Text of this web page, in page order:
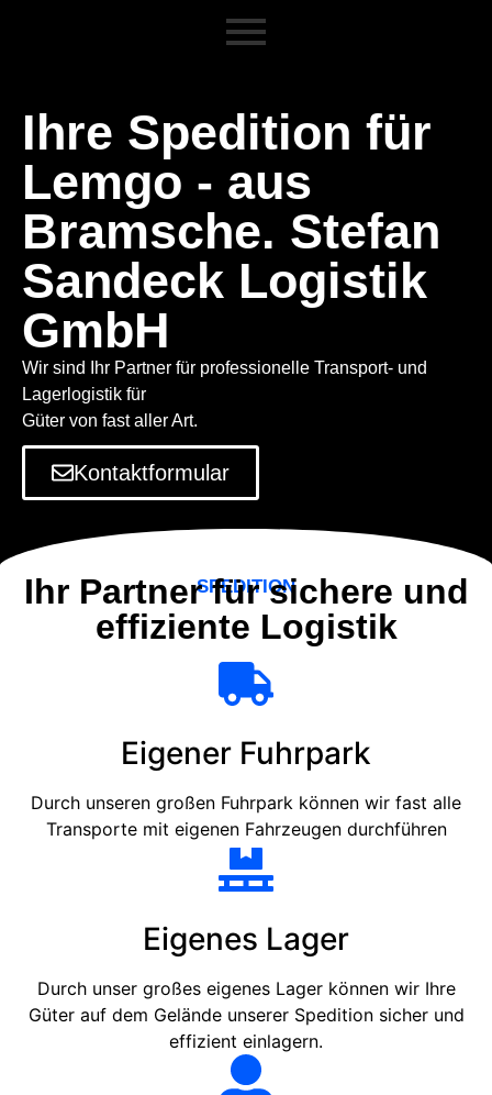
Ihre Spedition für
Lemgo - aus
Bramsche. Stefan
Sandeck Logistik
GmbH
Wir sind Ihr Partner für professionelle Transport- und
Lagerlogistik für
Güter von fast aller Art.
Kontaktformular
SPEDITION
Ihr Partner für sichere und
effiziente Logistik
Eigener Fuhrpark
Durch unseren großen Fuhrpark können wir fast alle
Transporte mit eigenen Fahrzeugen durchführen
Eigenes Lager
Durch unser großes eigenes Lager können wir Ihre
Güter auf dem Gelände unserer Spedition sicher und
effizient einlagern.